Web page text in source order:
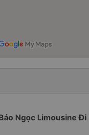
Ngọc Limousine Đi